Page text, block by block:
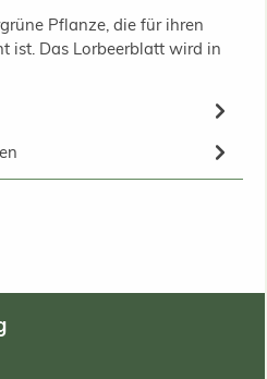
Pflanze, die für ihren
ist. Das Lorbeerblatt wird in